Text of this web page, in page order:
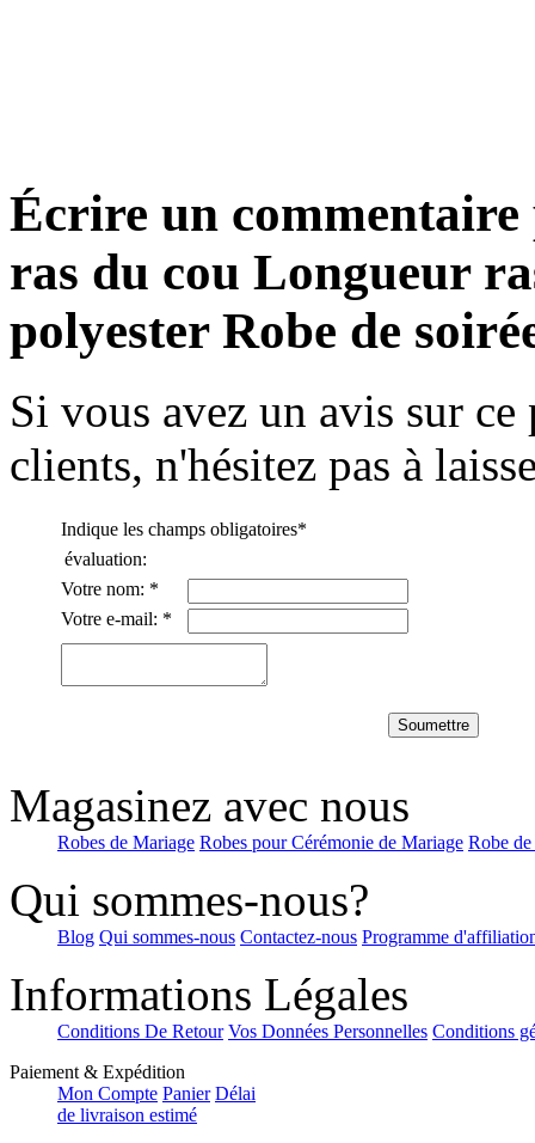
Trapèze Satin Stretch Cour...
€73.59
€128.79
€123.27
Trapèze Longueur genou San...
€79.11
Fourreau Satin Stretch et M...
€110.39
Écrire un
ras du cou Longueur
polyester Robe de
Si vous avez un avis sur
clients, n'hésitez pas à
Indique les champs obligatoires*
évaluation:
Votre nom: *
Votre e-mail: *
Soumettre
Magasinez avec nous
Robes de Mariage Robes pour Cérémonie de Mariage Robe
Qui sommes-nous?
Blog Qui sommes-nous Contactez-nous Programme
Informations Légales
Conditions De Retour Vos Données Personnelles Conditions
Paiement & Expédition
Mon Compte Panier Délai
de livraison estimé